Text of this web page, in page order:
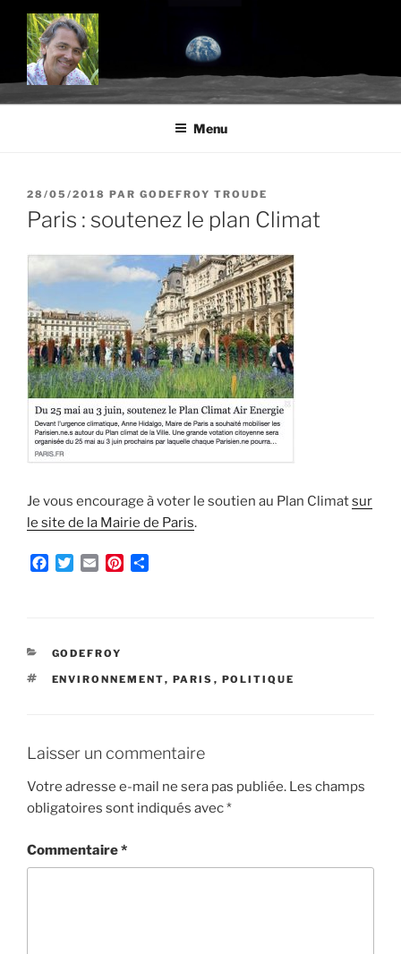
Aller
contenu
principal
BLOG.TROUDE.COM
Science, environnement et citoyenneté
Menu
PUBLIÉ
LE
28/05/2018 PAR GODEFROY TROUDE
Paris : soutenez le plan Climat
Je vous encourage à voter le soutien au Plan Climatsur
le site de la Mairie de Paris.
o
k
e
s
r
CATÉGORIES
GODEFROY
ÉTIQUETTES
ENVIRONNEMENT, PARIS , POLITIQUE
Laisser un commentaire
Votre adresse e-mail ne sera pas publiée. Les champs
obligatoires sont indiqués avec*
Commentaire*